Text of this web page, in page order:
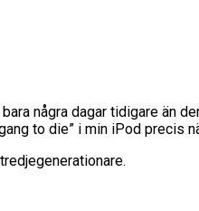
några dagar tidigare än
to die” i min iPod precis